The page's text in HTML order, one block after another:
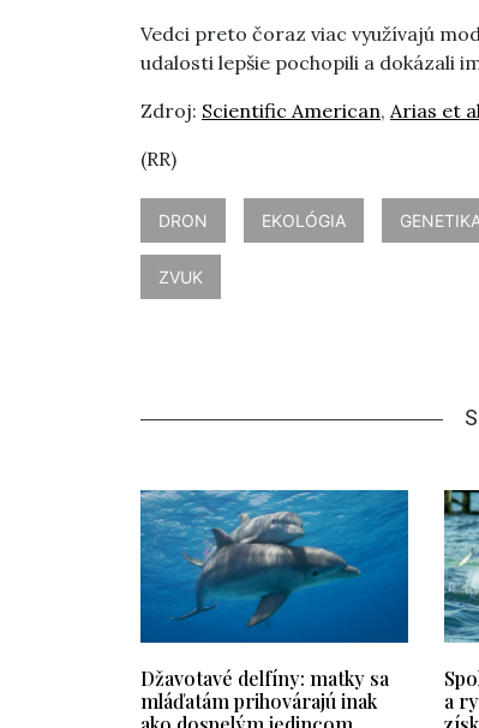
Vedci preto čoraz viac využívajú
udalosti lepšie pochopili a dokázali
Zdroj: Scientific American, Arias et
(RR)
DRON EKOLÓGIA
ZVUK
Džavotavé delfíny: matky sa
mláďatám prihovárajú inak
ako dospelým jedincom
a